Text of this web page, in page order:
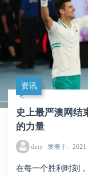
资讯
史上最严澳网结
的力量
dzty 发表于
在每一个胜利时刻，